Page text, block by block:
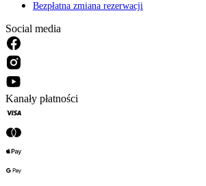
Bezpłatna zmiana rezerwacji
Social media
Kanały płatności